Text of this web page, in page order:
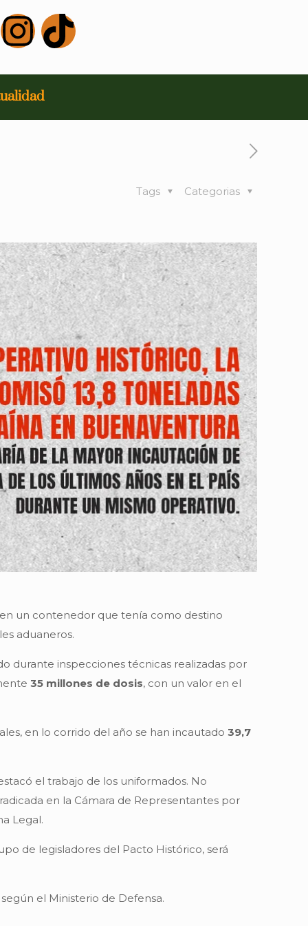
Categorias
Tags
un contenedor que tenía como destino
aduaneros.
durante inspecciones técnicas realizadas por
35 millones de dosis, con un valor en el
en lo corrido del año se han incautado39,7
el trabajo de los uniformados. No
en la Cámara de Representantes por
Legal.
de legisladores del Pacto Histórico, será
el Ministerio de Defensa.